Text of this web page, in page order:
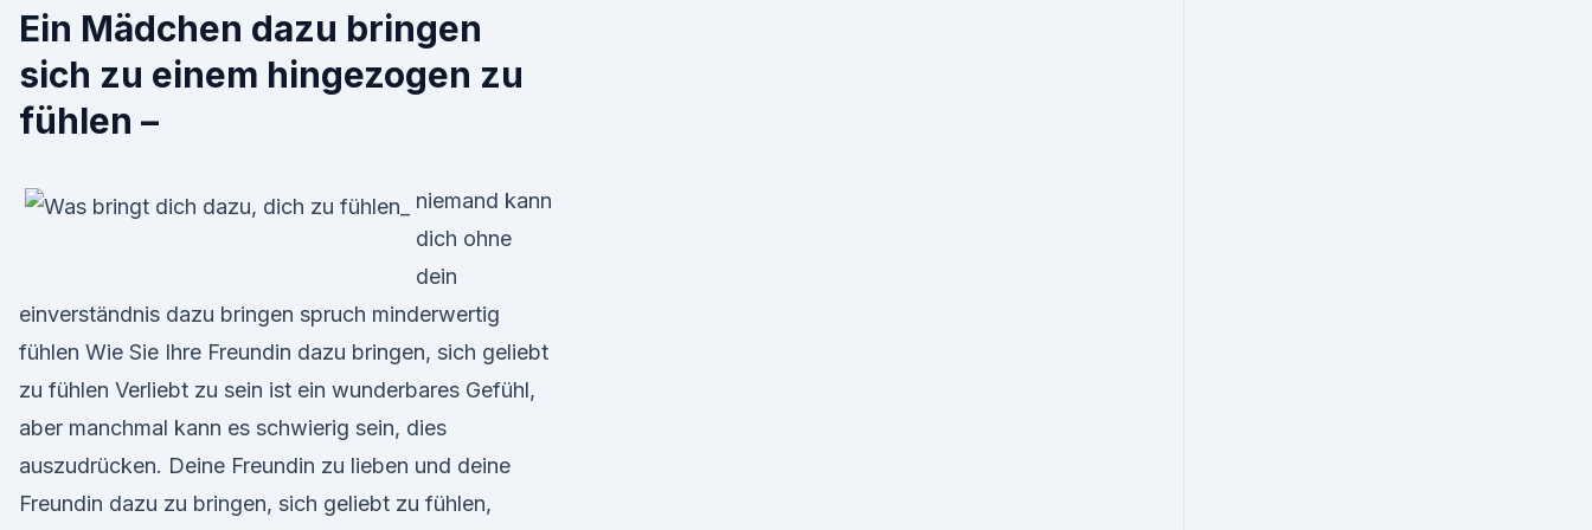
Ein Mädchen dazu bringen
sich zu einem hingezogen zu
fühlen –
niemand kann
dich ohne
dein
einverständnis dazu bringen spruch minderwertig
fühlen Wie Sie Ihre Freundin dazu bringen, sich geliebt
zu fühlen Verliebt zu sein ist ein wunderbares Gefühl,
aber manchmal kann es schwierig sein, dies
auszudrücken. Deine Freundin zu lieben und deine
Freundin dazu zu bringen, sich geliebt zu fühlen,